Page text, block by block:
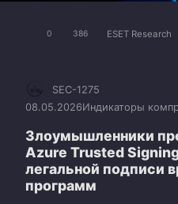
0 386 ESET Research
SEC-1275
08.05.2026Индикаторы
Злоумышленники
Azure Trusted
легальной подписи
программ